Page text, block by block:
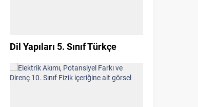
Dil Yapıları 5. Sınıf Türkçe